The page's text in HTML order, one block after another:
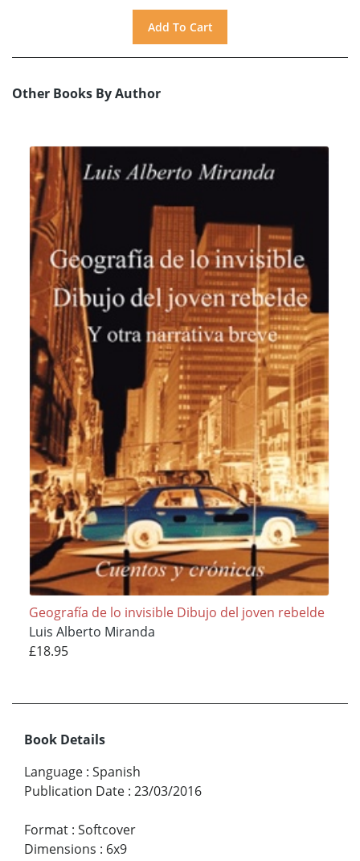
Other Books By Author
Geografía de lo invisible Dibujo del joven rebelde
Luis Alberto Miranda
£18.95
Book Details
Language : Spanish
Publication Date : 23/03/2016
Format : Softcover
Dimensions : 6x9